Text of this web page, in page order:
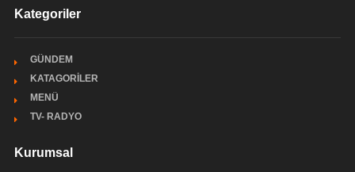
Kategoriler
GÜNDEM
KATAGORİLER
MENÜ
TV- RADYO
Kurumsal